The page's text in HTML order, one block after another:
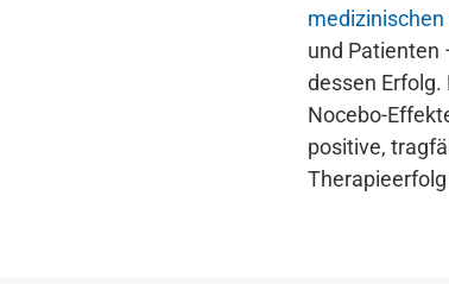
medizinischen
und Patienten
dessen
Nocebo-
positive,